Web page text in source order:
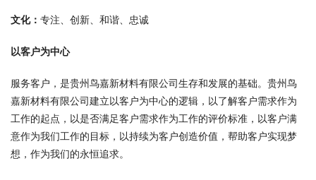
文化： 专注、创新、和谐、忠诚
以客户为中心
服务客户，是贵州鸟嘉新材料有限公司生存和发展的基础。贵州鸟
嘉新材料有限公司建立以客户为中心的逻辑，以了解客户需求作为
工作的起点，以是否满足客户需求作为工作的评价标准，以客户满
意作为我们工作的目标，以持续为客户创造价值，帮助客户实现梦
想，作为我们的永恒追求。